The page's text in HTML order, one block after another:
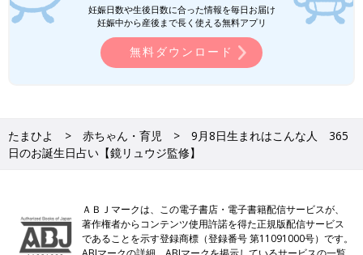
妊娠日数や生後日数に合った情報を毎日お届け
妊娠中から産後まで長く使える無料アプリ
無料ダウンロード
たまひよ 赤ちゃん・育児
9月8日生まれはこんな人 365
日のお誕生日占い【鏡リュウジ監修】
ＡＢＪマークは、この電子書店・電子書籍配信サービスが、
著作権者からコンテンツ使用許諾を得た正規版配信サービス
であることを示す登録商標（登録番号 第11091000号）です。